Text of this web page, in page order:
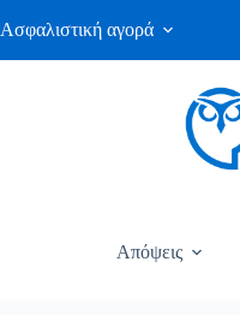
Ασφαλιστική αγορά
Απόψεις